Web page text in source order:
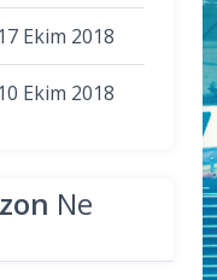
17 Ekim 2018
10 Ekim 2018
Ne